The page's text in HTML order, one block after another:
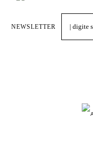
NEWSLETTER